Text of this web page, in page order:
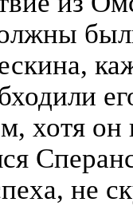
хотя он
не